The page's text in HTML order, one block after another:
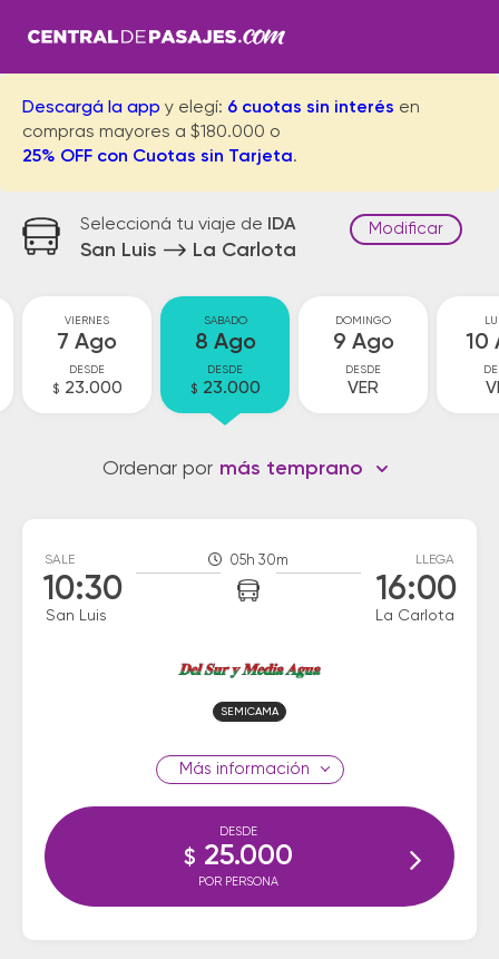
Descargá la app y elegí: 6 cuotas sin interés en
compras mayores a $180.000 o
25% OFF con Cuotas sin Tarjeta.
Seleccioná tu viaje de IDA
San Luis La Carlota
Modificar
VIERNES
7 Ago
DESDE
$ 23.000
SABADO
8 Ago
DESDE
$ 23.000
DOMINGO
9 Ago
DESDE
VER
10
Ordenar por más temprano
SALE
10:30
San Luis
05h 30m LLEGA
16:00
La Carlota
SEMICAMA
información
DESDE
$ 25.000
POR PERSONA